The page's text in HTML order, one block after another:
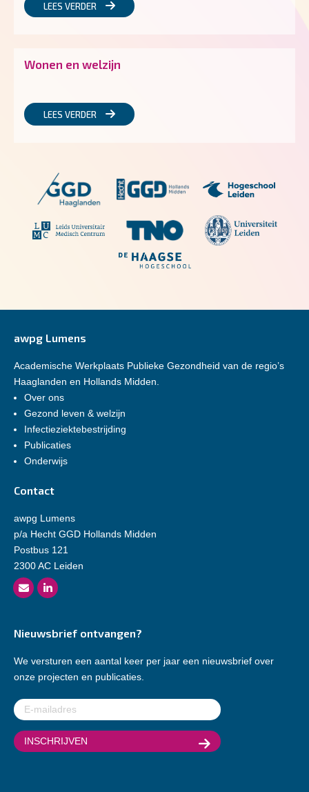
LEES VERDER
Wonen en welzijn
LEES VERDER
awpg Lumens
Academische Werkplaats Publieke Gezondheid van de regio’s
Haaglanden en Hollands Midden.
Over ons
Gezond leven & welzijn
Infectieziektebestrijding
Publicaties
Onderwijs
Contact
awpg Lumens
p/a Hecht GGD Hollands Midden
Postbus 121
2300 AC Leiden
Nieuwsbrief ontvangen?
We versturen een aantal keer per jaar een nieuwsbrief over
onze projecten en publicaties.
E-
mailadres(Vereist)